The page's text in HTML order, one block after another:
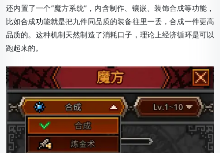
还内置了一个“魔方系统”，内含制作、镶嵌、装饰合成等功能，
比如合成功能就是把九件同品质的装备往里一丢，合成一件更高
品质的。这种机制天然制造了消耗口子，理论上经济循环是可以
跑起来的。